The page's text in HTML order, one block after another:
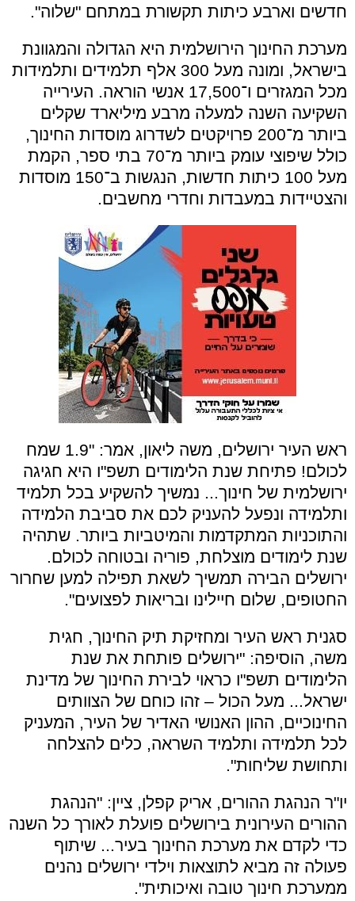
חדשים וארבע כיתות תקשורת במתחם "שלוה".
מערכת החינוך הירושלמית היא הגדולה והמגוונת
בישראל, ומונה מעל 300 אלף תלמידים ותלמידות
מכל המגזרים ו־17,500 אנשי הוראה. העירייה
השקיעה השנה למעלה מרבע מיליארד שקלים
ביותר מ־200 פרויקטים לשדרוג מוסדות החינוך,
כולל שיפוצי עומק ביותר מ־70 בתי ספר, הקמת
מעל 100 כיתות חדשות, הנגשות ב־150 מוסדות
והצטיידות במעבדות וחדרי מחשבים.
ראש העיר ירושלים, משה ליאון, אמר: "1.9 שמח
לכולם! פתיחת שנת הלימודים תשפ"ו היא חגיגה
ירושלמית של חינוך... נמשיך להשקיע בכל תלמיד
ותלמידה ונפעל להעניק לכם את סביבת הלמידה
והתוכניות המתקדמות והמיטביות ביותר. שתהיה
שנת לימודים מוצלחת, פוריה ובטוחה לכולם.
ירושלים הבירה תמשיך לשאת תפילה למען שחרור
החטופים, שלום חיילינו ובריאות לפצועים".
סגנית ראש העיר ומחזיקת תיק החינוך, חגית
משה, הוסיפה: "ירושלים פותחת את שנת
הלימודים תשפ"ו כראוי לבירת החינוך של מדינת
ישראל... מעל הכול – זהו כוחם של הצוותים
החינוכיים, ההון האנושי האדיר של העיר, המעניק
לכל תלמידה ותלמיד השראה, כלים להצלחה
ותחושת שליחות".
יו"ר הנהגת ההורים, אריק קפלן, ציין: "הנהגת
ההורים העירונית בירושלים פועלת לאורך כל השנה
כדי לקדם את מערכת החינוך בעיר... שיתוף
פעולה זה מביא לתוצאות וילדי ירושלים נהנים
ממערכת חינוך טובה ואיכותית".